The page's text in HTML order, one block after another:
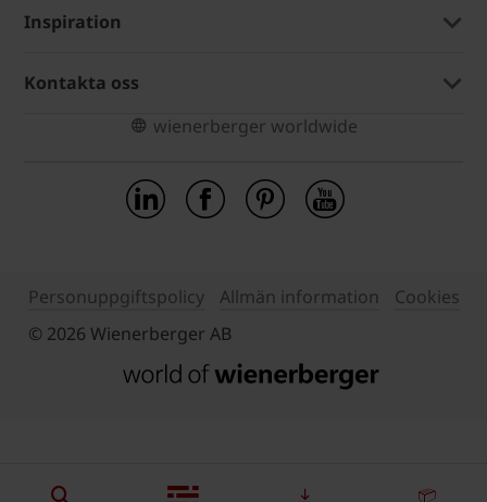
Inspiration
Kontakta oss
wienerberger worldwide
Personuppgiftspolicy Allmän information
Cookies
© 2026 Wienerberger AB